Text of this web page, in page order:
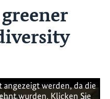
werden, da die
wurden. Klicken Sie